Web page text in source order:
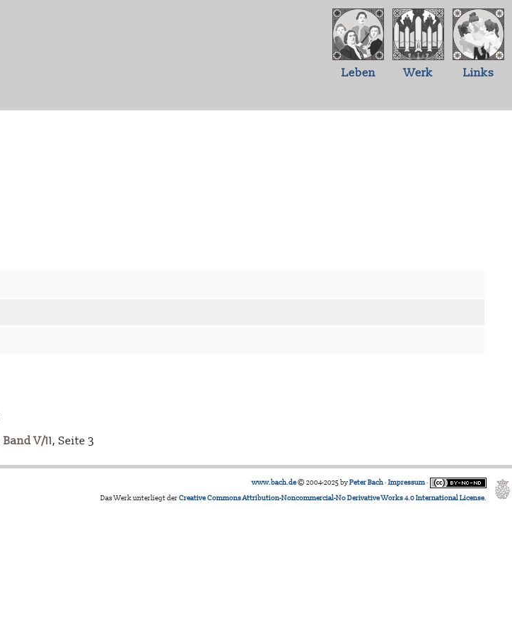
Leben Werk Links
Band V/11, Seite 3
www.bach.de© 2004-2025 byPeter Bach· Impressum·
Das Werk unterliegt derCreative Commons Attribution-Noncommercial-No Derivative Works 4.0 International License.